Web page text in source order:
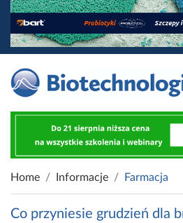
Home Informacje Farmacja
Co przyniesie grudzień dla